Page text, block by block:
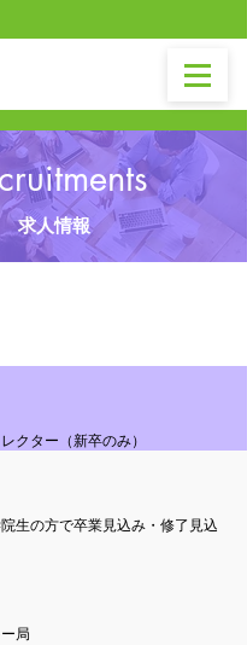
クター（新卒のみ）
生の方で卒業見込み・修了見込
局
​求人情報